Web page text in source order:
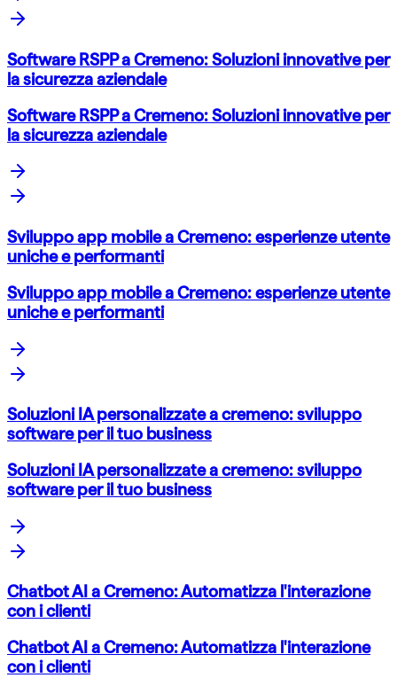
Software RSPP a Cremeno: Soluzioni innovative per
la sicurezza aziendale
Software RSPP a Cremeno: Soluzioni innovative per
la sicurezza aziendale
Sviluppo app mobile a Cremeno: esperienze utente
uniche e performanti
Sviluppo app mobile a Cremeno: esperienze utente
uniche e performanti
Soluzioni IA personalizzate a cremeno: sviluppo
software per il tuo business
Soluzioni IA personalizzate a cremeno: sviluppo
software per il tuo business
Chatbot AI a Cremeno: Automatizza l'interazione
con i clienti
Chatbot AI a Cremeno: Automatizza l'interazione
con i clienti